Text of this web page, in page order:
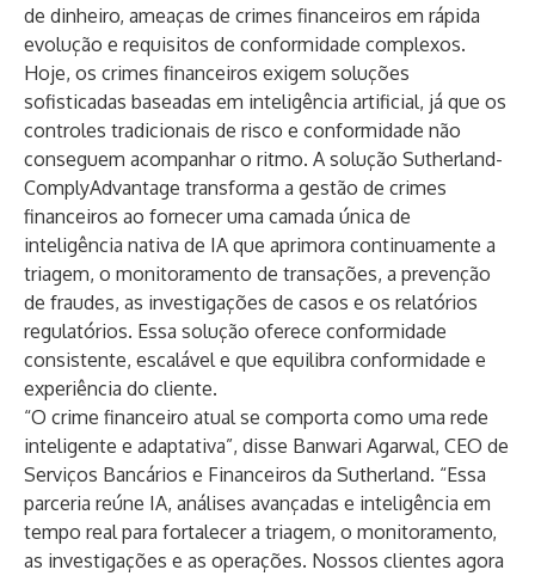
de dinheiro, ameaças de crimes financeiros em rápida
evolução e requisitos de conformidade complexos.
Hoje, os crimes financeiros exigem soluções
sofisticadas baseadas em inteligência artificial, já que os
controles tradicionais de risco e conformidade não
conseguem acompanhar o ritmo. A solução Sutherland-
ComplyAdvantage transforma a gestão de crimes
financeiros ao fornecer uma camada única de
inteligência nativa de IA que aprimora continuamente a
triagem, o monitoramento de transações, a prevenção
de fraudes, as investigações de casos e os relatórios
regulatórios. Essa solução oferece conformidade
consistente, escalável e que equilibra conformidade e
experiência do cliente.
“O crime financeiro atual se comporta como uma rede
inteligente e adaptativa”, disse Banwari Agarwal, CEO de
Serviços Bancários e Financeiros da Sutherland. “Essa
parceria reúne IA, análises avançadas e inteligência em
tempo real para fortalecer a triagem, o monitoramento,
as investigações e as operações. Nossos clientes agora